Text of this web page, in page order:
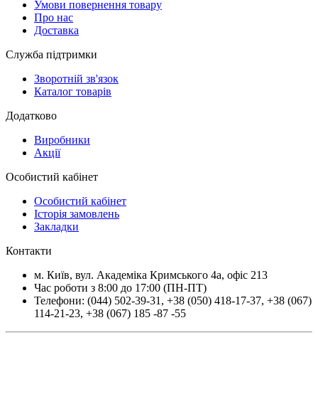
Умови повернення товару
Про нас
Доставка
Служба підтримки
Зворотній зв'язок
Каталог товарів
Додатково
Виробники
Акції
Особистий кабінет
Особистий кабінет
Історія замовлень
Закладки
Контакти
м. Київ, вул. Академіка Кримського 4а, офіс 213
Час роботи з 8:00 до 17:00 (ПН-ПТ)
Телефони: (044) 502-39-31 , +38 (050) 418-17-37, +38 (067)
114-21-23, +38 (067) 185 -87 -55